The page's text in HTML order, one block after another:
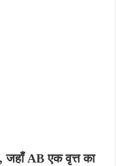
जहाँ AB एक वृत्त का